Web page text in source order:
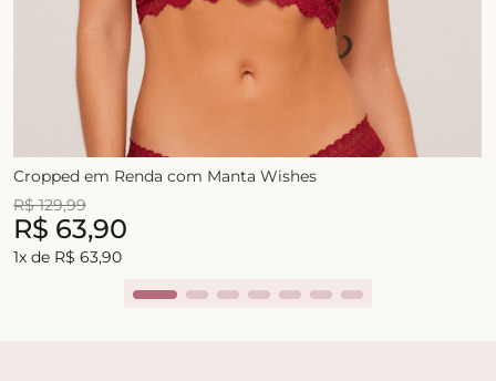
Cropped em Renda com Manta Wishes
R$ 129,99
R$ 63,90
1x de R$ 63,90